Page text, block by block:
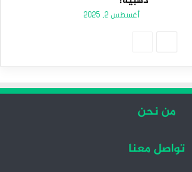
أغسطس 2, 2025
من نحن
تواصل معنا